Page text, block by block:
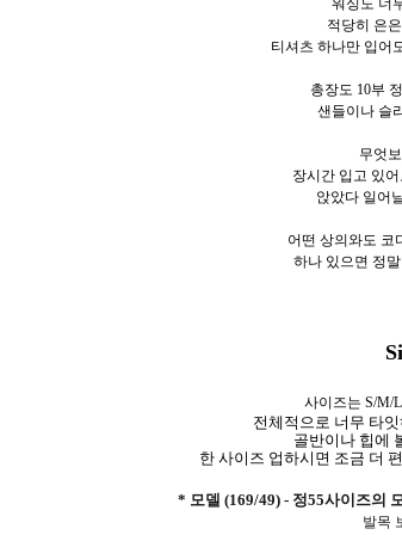
적당히 은
티셔츠 하나만 입어
총장도 10부
샌들이나 슬
무엇
장시간 입고 있
앉았다 일어
어떤 상의와도 코
하나 있으면 정
사이즈는 S/M/
전체적으로 너무 타
골반이나 힙에
한 사이즈 업하시면 조금 더
* 모델 (169/49) - 정55사이즈의
발목